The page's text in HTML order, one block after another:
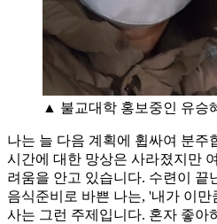
▲ 불교대학 홍보중인 유승
나는 늘 다음 계획에 휩싸여 분주
시간에 대한 망상은 사라졌지만
려움을 안고 있습니다. 수련이 끝
음식준비로 바쁜 나는, '내가 이
사는 그런 주제입니다. 혼자 좋아